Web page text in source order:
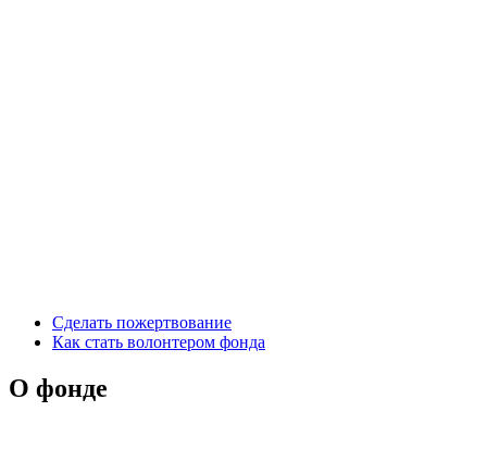
Сделать пожертвование
Как стать волонтером фонда
О фонде